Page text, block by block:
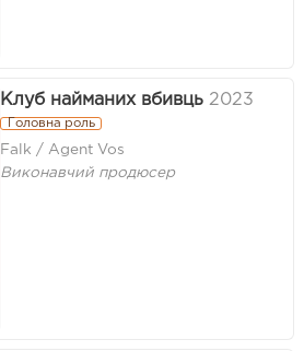
Клуб найманих вбивць 2023
Головна роль
Falk / Agent Vos
Виконавчий продюсер